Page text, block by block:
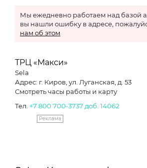
Мы ежедневно работаем над базой
вы нашли ошибку в адресе,
нам об этом
ТРЦ «Макси»
Sela
Адрес: г. Киров, ул. Луганская, д. 53
Смотреть часы работы и карту
Тел. +7 800 700-3737 доб. 14062
Реклама